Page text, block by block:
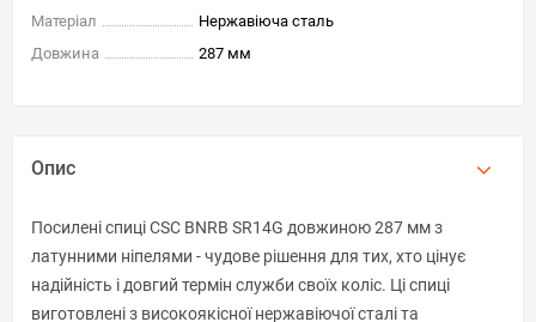
Матеріал
Нержавіюча сталь
Довжина
287 мм
Опис
Посилені спиці CSC BNRB SR14G довжиною 287 мм з
латунними ніпелями - чудове рішення для тих, хто цінує
надійність і довгий термін служби своїх коліс. Ці спиці
виготовлені з високоякісної нержавіючої сталі та